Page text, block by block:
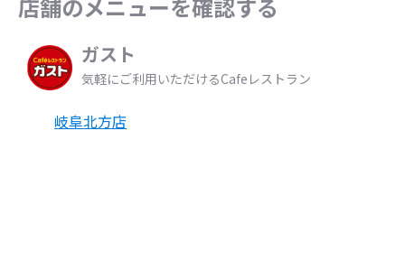
店舗のメニューを確認する
ガスト
気軽にご利用いただけるCafeレストラン
岐阜北方店